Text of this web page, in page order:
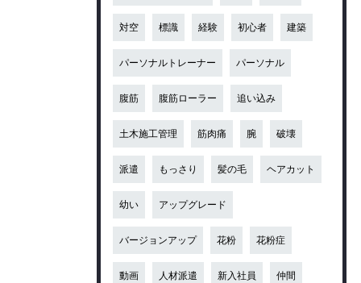
対空 標識 経験 初心者 建築
パーソナルトレーナー パーソナル
腹筋 腹筋ローラー 追い込み
土木施工管理 筋肉痛 腕 破壊
派遣 もっさり 髪の毛 ヘアカット
幼い アップグレード
バージョンアップ 花粉 花粉症
動画 人材派遣 新入社員 仲間